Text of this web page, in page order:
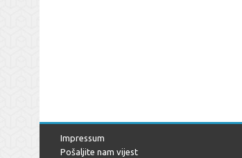
Impressum
Pošaljite nam vijest